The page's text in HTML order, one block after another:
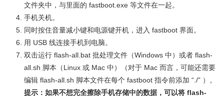
文件夹中，与里面的 fastboot.exe 等文件在一起。
手机关机。
同时按住音量减小键和电源键开机，进入 fastboot 界面。
用 USB 线连接手机到电脑。
双击运行 flash-all.bat 批处理文件（Windows 中）或者 flash-
all.sh 脚本（Linux 或 Mac 中）（对于 Mac 而言，可能还需要
编辑 flash-all.sh 脚本文件在每个 fastboot 指令前添加 “./” ）。
提示：如果不想完全擦除手机存储中的数据，可以将 flash-